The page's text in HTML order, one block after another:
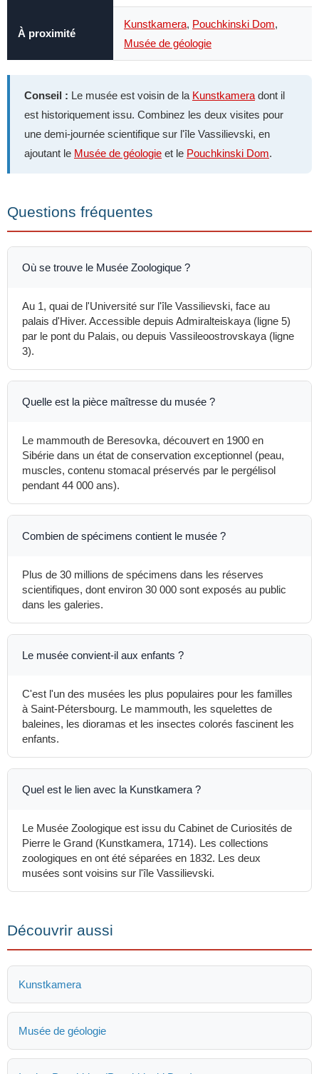
À proximité
Kunstkamera, Pouchkinski Dom,
Musée de géologie
Conseil : Le musée est voisin de la Kunstkamera dont il
est historiquement issu. Combinez les deux visites pour
une demi-journée scientifique sur l'île Vassilievski, en
ajoutant le Musée de géologie et le Pouchkinski Dom.
Questions fréquentes
Où se trouve le Musée Zoologique ?
Au 1, quai de l'Université sur l'île Vassilievski, face au
palais d'Hiver. Accessible depuis Admiralteiskaya (ligne 5)
par le pont du Palais, ou depuis Vassileoostrovskaya (ligne
3).
Quelle est la pièce maîtresse du musée ?
Le mammouth de Beresovka, découvert en 1900 en
Sibérie dans un état de conservation exceptionnel (peau,
muscles, contenu stomacal préservés par le pergélisol
pendant 44 000 ans).
Combien de spécimens contient le musée ?
Plus de 30 millions de spécimens dans les réserves
scientifiques, dont environ 30 000 sont exposés au public
dans les galeries.
Le musée convient-il aux enfants ?
C'est l'un des musées les plus populaires pour les familles
à Saint-Pétersbourg. Le mammouth, les squelettes de
baleines, les dioramas et les insectes colorés fascinent les
enfants.
Quel est le lien avec la Kunstkamera ?
Le Musée Zoologique est issu du Cabinet de Curiosités de
Pierre le Grand (Kunstkamera, 1714). Les collections
zoologiques en ont été séparées en 1832. Les deux
musées sont voisins sur l'île Vassilievski.
Découvrir aussi
Kunstkamera
Musée de géologie